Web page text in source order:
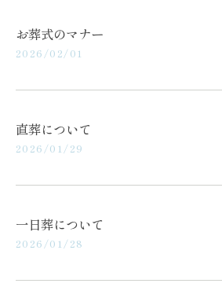
お葬式のマナー
2026/02/01
直葬について
2026/01/29
一日葬について
2026/01/28